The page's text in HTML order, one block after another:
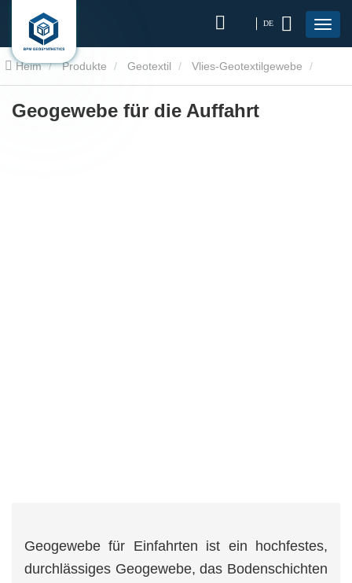
DE
Heim Produkte Geotextil Vlies-Geotextilgewebe
Geogewebe für die Auffahrt
Geogewebe für die Auffahrt
Geogewebe für Einfahrten ist ein hochfestes,
durchlässiges Geogewebe, das Bodenschichten